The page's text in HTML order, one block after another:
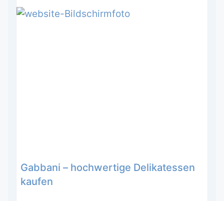
Gabbani – hochwertige Delikatessen
kaufen